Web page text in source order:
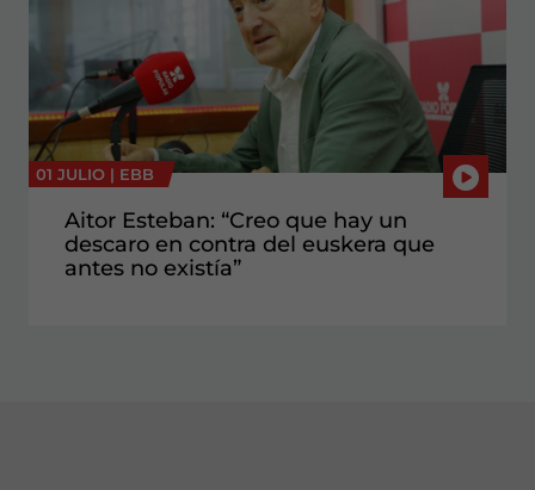
01 JULIO | EBB
Aitor Esteban: “Creo que hay un
descaro en contra del euskera que
antes no existía”